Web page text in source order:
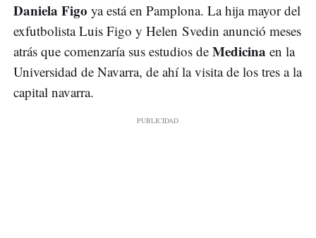
Daniela Figo ya está en Pamplona. La hija mayor del
exfutbolista Luis Figo y Helen Svedin anunció meses
atrás que comenzaría sus estudios de Medicina en la
Universidad de Navarra, de ahí la visita de los tres a la
capital navarra.